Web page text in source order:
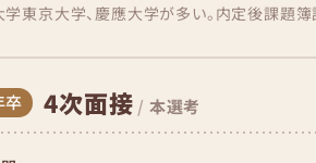
東京大学、慶應大学が多い。内定後課題簿
卒 4次面接 / 本選考